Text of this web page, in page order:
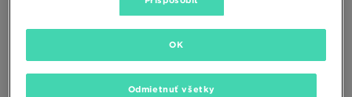
Odmietnuť všetky
OK